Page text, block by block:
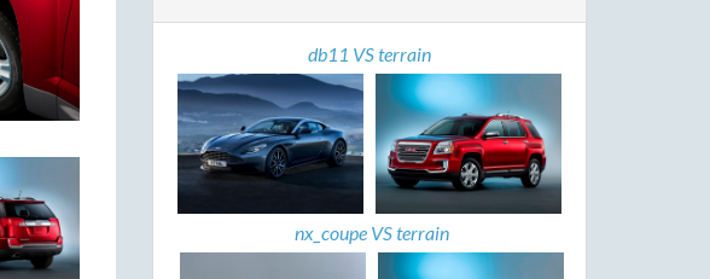
db11 VS terrain
nx_coupe VS terrain